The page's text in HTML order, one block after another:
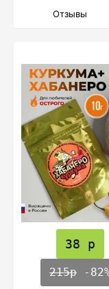
Отзывы
38 р
215р -